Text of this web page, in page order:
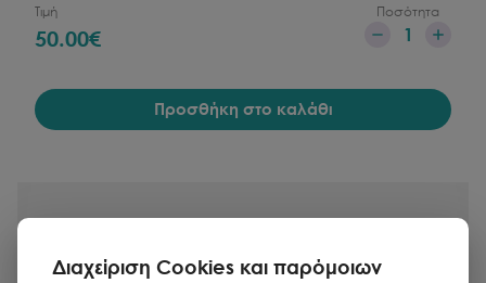
Τιμή
50.00€
Ποσότητα
1
Προσθήκη στο καλάθι
Διαχείριση Cookies και παρόμοιων